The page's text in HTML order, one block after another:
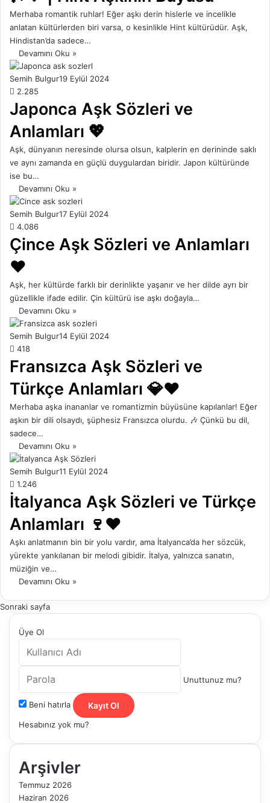
Merhaba romantik ruhlar! Eğer aşkı derin hislerle ve incelikle
anlatan kültürlerden biri varsa, o kesinlikle Hint kültürüdür. Aşk,
Hindistan’da sadece…
Devamını Oku »
Semih Bulgur19 Eylül 2024
2.285
Japonca Aşk Sözleri ve
Anlamları 💖
Aşk, dünyanın neresinde olursa olsun, kalplerin en derininde saklı
ve aynı zamanda en güçlü duygulardan biridir. Japon kültüründe
ise bu…
Devamını Oku »
Semih Bulgur17 Eylül 2024
4.086
Çince Aşk Sözleri ve Anlamları
❤️
Aşk, her kültürde farklı bir derinlikte yaşanır ve her dilde ayrı bir
güzellikle ifade edilir. Çin kültürü ise aşkı doğayla…
Devamını Oku »
Semih Bulgur14 Eylül 2024
418
Fransızca Aşk Sözleri ve
Türkçe Anlamları 💎❤️
Merhaba aşka inananlar ve romantizmin büyüsüne kapılanlar! Eğer
aşkın bir dili olsaydı, şüphesiz Fransızca olurdu. 🎶 Çünkü bu dil,
sadece…
Devamını Oku »
Semih Bulgur11 Eylül 2024
1.246
İtalyanca Aşk Sözleri ve Türkçe
Anlamları 🍷❤️
Aşkı anlatmanın bin bir yolu vardır, ama İtalyanca’da her sözcük,
yürekte yankılanan bir melodi gibidir. İtalya, yalnızca sanatın,
müziğin ve…
Devamını Oku »
Sonraki sayfa
Üye Ol
Unuttunuz mu?
Beni hatırla Kayıt Ol
Hesabınız yok mu?
Arşivler
Temmuz 2026
Haziran 2026